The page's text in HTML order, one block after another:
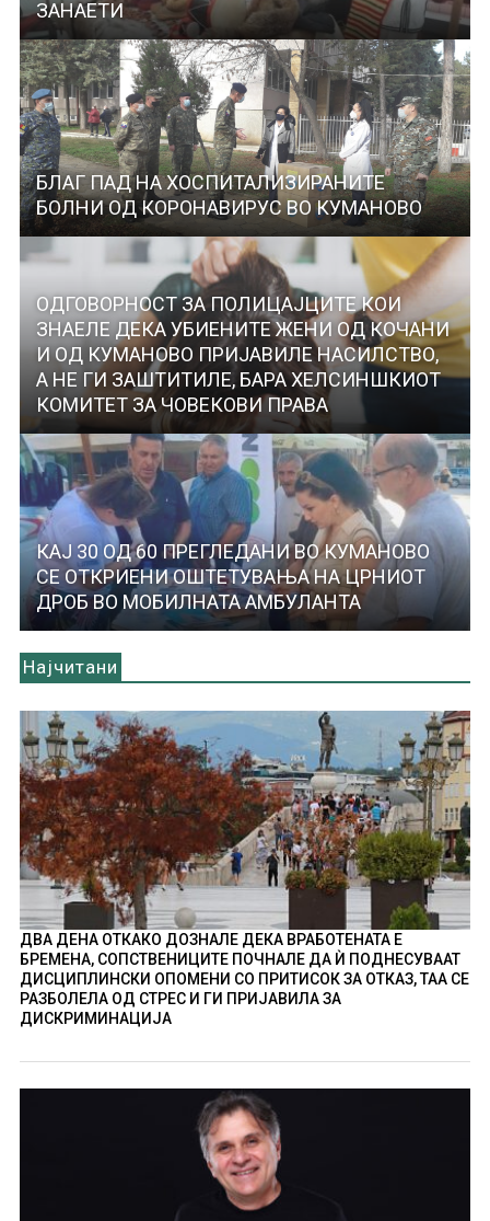
ЗАНАЕТИ
БЛАГ ПАД НА ХОСПИТАЛИЗИРАНИТЕ
БОЛНИ ОД КОРОНАВИРУС ВО КУМАНОВО
ОДГОВОРНОСТ ЗА ПОЛИЦАЈЦИТЕ КОИ
ЗНАЕЛЕ ДЕКА УБИЕНИТЕ ЖЕНИ ОД КОЧАНИ
И ОД КУМАНОВО ПРИЈАВИЛЕ НАСИЛСТВО,
А НЕ ГИ ЗАШТИТИЛЕ, БАРА ХЕЛСИНШКИОТ
КОМИТЕТ ЗА ЧОВЕКОВИ ПРАВА
КАЈ 30 ОД 60 ПРЕГЛЕДАНИ ВО КУМАНОВО
СЕ ОТКРИЕНИ ОШТЕТУВАЊА НА ЦРНИОТ
ДРОБ ВО МОБИЛНАТА АМБУЛАНТА
Најчитани
ДВА ДЕНА ОТКАКО ДОЗНАЛЕ ДЕКА ВРАБОТЕНАТА Е
БРЕМЕНА, СОПСТВЕНИЦИТЕ ПОЧНАЛЕ ДА Ѝ ПОДНЕСУВААТ
ДИСЦИПЛИНСКИ ОПОМЕНИ СО ПРИТИСОК ЗА ОТКАЗ, ТАА СЕ
РАЗБОЛЕЛА ОД СТРЕС И ГИ ПРИЈАВИЛА ЗА
ДИСКРИМИНАЦИЈА